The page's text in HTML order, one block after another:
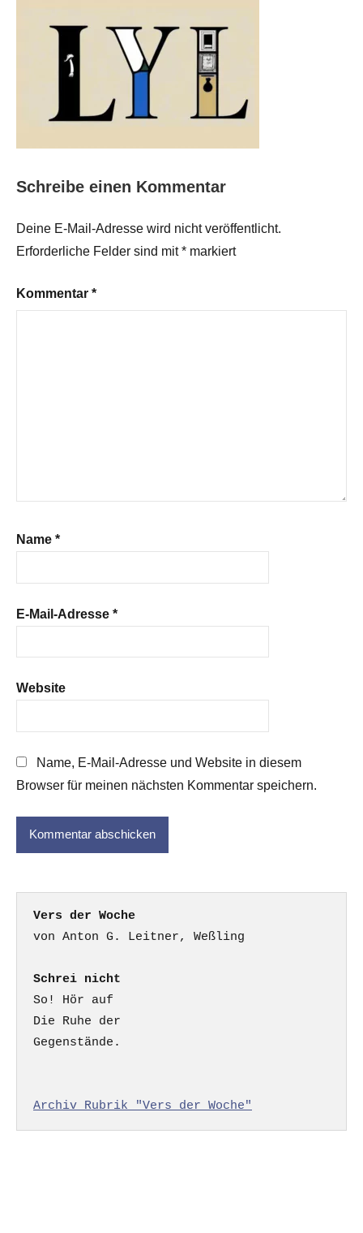
Schreibe einen Kommentar
Deine E-Mail-Adresse wird nicht veröffentlicht.
Erforderliche Felder sind mit* markiert
Kommentar *
Name *
E-Mail-Adresse *
Website
Name, E-Mail-Adresse und Website in diesem
Browser für meinen nächsten Kommentar speichern.
Vers der Woche
Schrei nicht
So! Hör auf
Die Ruhe der
Gegenstände.
Archiv Rubrik "Vers der Woche"